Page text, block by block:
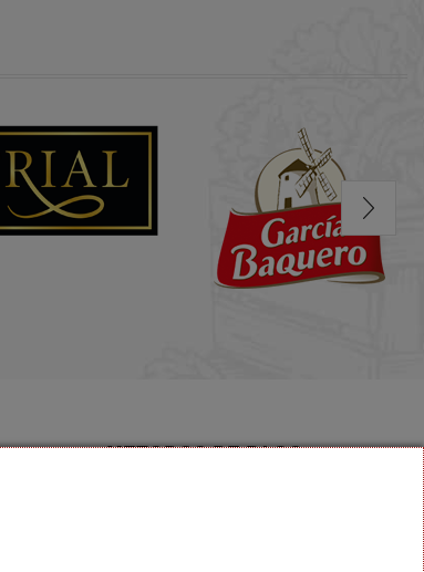
METODOS DE PAGO